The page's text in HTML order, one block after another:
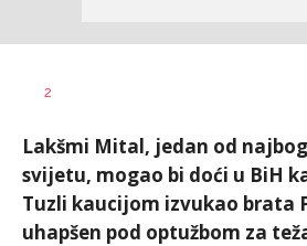
2
Lakšmi Mital, jedan od
svijetu, mogao bi doći u BiH
Tuzli kaucijom izvukao brata
uhapšen pod optužbom za